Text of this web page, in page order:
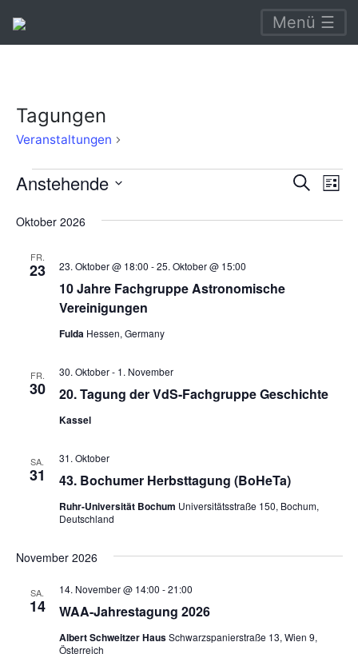
Menü ☰
Tagungen
Veranstaltungen
Veranstaltungen SucheListe
Anstehende
wählen.
Oktober 2026
FR.
23
10 Jahre Fachgruppe Astronomische
Vereinigungen
23. Oktober @ 18:00 -25. Oktober @ 15:00
Fulda Hessen, Germany
FR.
30 20. Tagung der VdS-Fachgruppe Geschichte
30. Oktober- 1. November
Kassel
SA.
31 43. Bochumer Herbsttagung (BoHeTa)
31. Oktober
Ruhr-Universität Bochum Universitätsstraße 150, Bochum,
Deutschland
November 2026
SA.
14 WAA-Jahrestagung 2026
14. November @ 14:00 -21:00
Albert Schweitzer HausSchwarzspanierstraße 13, Wien 9,
Österreich